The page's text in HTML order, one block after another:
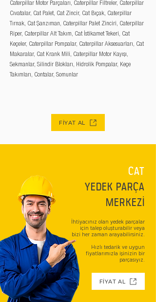
Caterpillar Motor Parçaları, Caterpillar Filtreler, Caterpillar
Cıvatalar, Cat Palet, Cat Zincir, Cat Bıçak, Caterpillar
Tırnak, Cat Şanzıman, Caterpillar Palet Zinciri, Caterpillar
Riper, Caterpillar Alt Takım, Cat İstikamet Tekeri, Cat
Keçeler, Caterpillar Pompalar, Caterpillar Aksesuarları, Cat
Makaralar, Cat Krank Mili, Caterpillar Motor Kayışı,
Sekmanlar, Silindir Blokları, Hidrolik Pompalar, Keçe
Takımları, Contalar, Somunlar
FİYAT AL
CAT
YEDEK PARÇA
MERKEZİ
İhtiyacınız olan yedek parçalar
için talep oluşturabilir veya
bizi her zaman arayabilirsiniz.
Hızlı tedarik ve uygun
fiyatlarımızla işinizin bir
parçasıyız.
FİYAT AL